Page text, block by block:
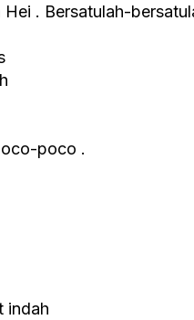
. Bersatulah-
poco .
indah